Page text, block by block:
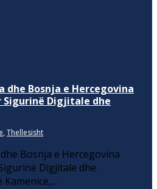
dhe Bosnja e Hercegovina
Sigurinë Digjitale dhe
, Thellesisht
Bosnja e Hercegovina
Digjitale dhe